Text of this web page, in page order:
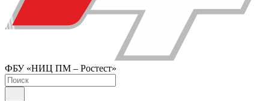
ФБУ «НИЦ ПМ – Ростест»